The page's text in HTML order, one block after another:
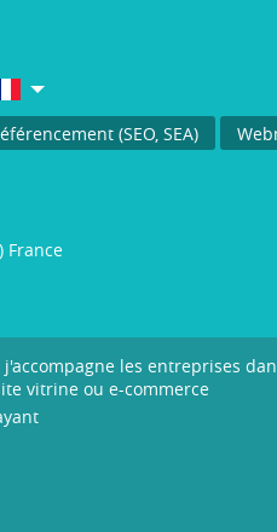
(SEO, SEA)
France
les entreprises
vitrine ou e-commerce